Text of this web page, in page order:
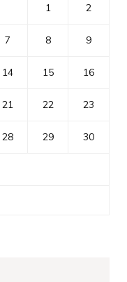
1 2
7 8 9
14 15 16
21 22 23
28 29 30